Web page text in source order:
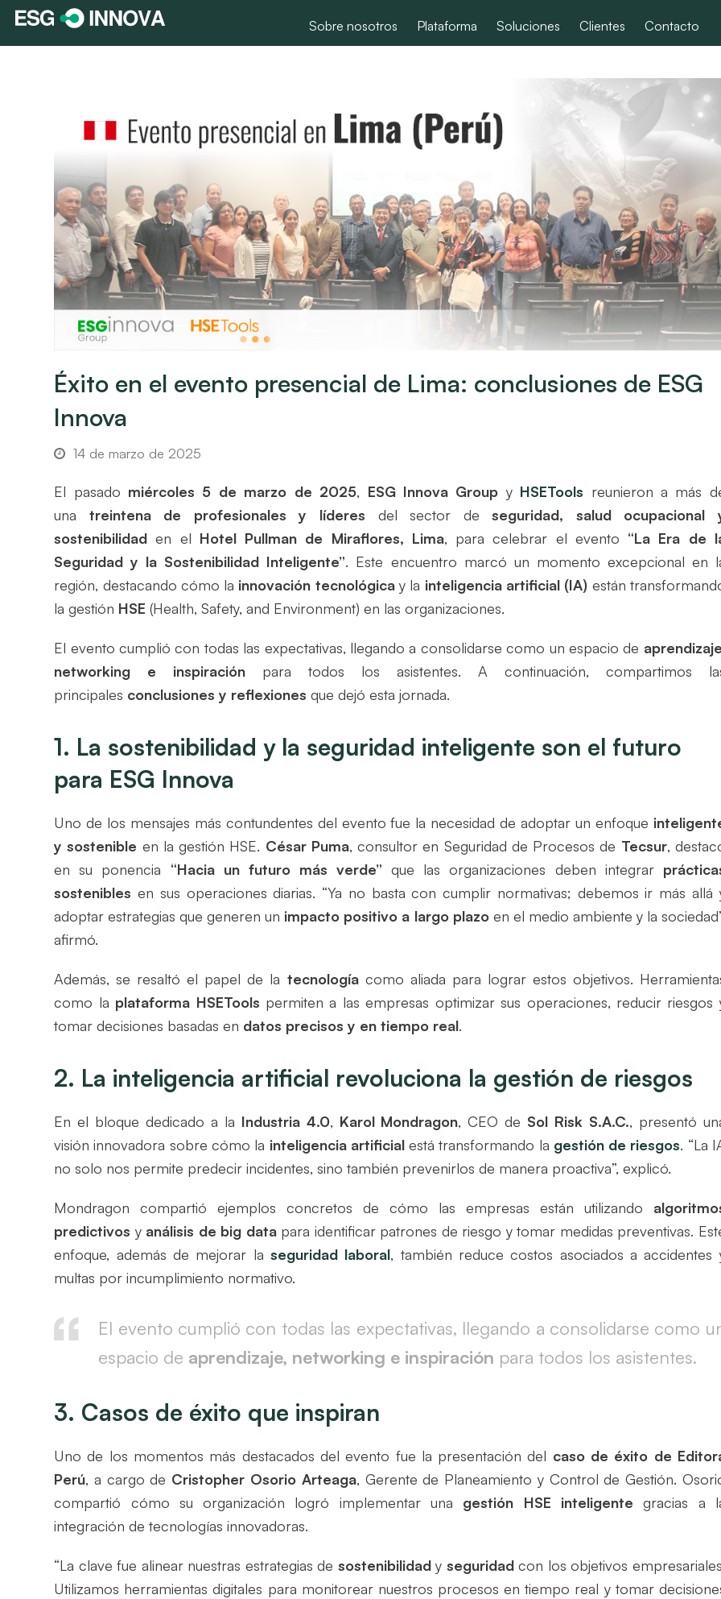
Sobre nosotros Plataforma Soluciones Clientes Contacto
Éxito en el evento presencial de Lima: conclusiones de ESG
Innova
14 de marzo de 2025
El pasado miércoles 5 de marzo de 2025, ESG Innova Group y HSETools reunieron a más
una treintena de profesionales y líderes del sector deseguridad, salud ocupacional
sostenibilidad en el Hotel Pullman de Miraflores, Lima, para celebrar el evento “La Era de
Seguridad y la Sostenibilidad Inteligente”. Este encuentro marcó un momento excepcional en
región, destacando cómo la innovación tecnológicay la inteligencia artificial (IA) están
la gestión HSE (Health, Safety, and Environment) en las organizaciones.
El evento cumplió con todas las expectativas, llegando a consolidarse como un espacio de
networking e inspiración para todos los asistentes. A continuación, compartimos
principales conclusiones y reflexiones que dejó esta jornada.
1. La sostenibilidad y la seguridad inteligente son el futuro
para ESG Innova
Uno de los mensajes más contundentes del evento fue la necesidad de adoptar un enfoque
y sostenible en la gestión HSE. César Puma, consultor en Seguridad de Procesos de Tecsur,
en su ponencia “Hacia un futuro más verde” que las organizaciones deben integrar
sostenibles en sus operaciones diarias. “Ya no basta con cumplir normativas; debemos ir más allá
adoptar estrategias que generen un impacto positivo a largo plazoen el medio ambiente y la
afirmó.
Además, se resaltó el papel de la tecnologíacomo aliada para lograr estos objetivos.
como la plataforma HSETools permiten a las empresas optimizar sus operaciones, reducir riesgos
tomar decisiones basadas en datos precisos y en tiempo real.
2. La inteligencia artificial revoluciona la gestión de riesgos
En el bloque dedicado a la Industria 4.0, Karol Mondragon, CEO de Sol Risk S.A.C., presentó
visión innovadora sobre cómo la inteligencia artificialestá transformando la gestión de riesgos. “La
no solo nos permite predecir incidentes, sino también prevenirlos de manera proactiva”, explicó.
Mondragon compartió ejemplos concretos de cómo las empresas están utilizando
predictivos y análisis de big datapara identificar patrones de riesgo y tomar medidas preventivas.
enfoque, además de mejorar la seguridad laboral, también reduce costos asociados a accidentes
multas por incumplimiento normativo.
El evento cumplió con todas las expectativas, llegando a consolidarse como
espacio de aprendizaje, networking e inspiración para todos los asistentes.
3. Casos de éxito que inspiran
Uno de los momentos más destacados del evento fue la presentación del caso de éxito de
Perú, a cargo de Cristopher Osorio Arteaga, Gerente de Planeamiento y Control de Gestión.
compartió cómo su organización logró implementar una gestión HSE inteligente gracias a
integración de tecnologías innovadoras.
“La clave fue alinear nuestras estrategias de sostenibilidady seguridadcon los objetivos
Utilizamos herramientas digitales para monitorear nuestros procesos en tiempo real y tomar